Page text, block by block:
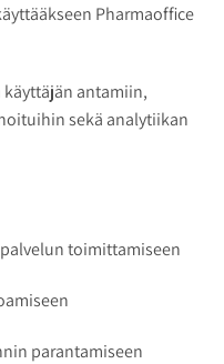
Pharmaoffice
käyttäjän antamiin,
sekä analytiikan
toimittamiseen
parantamiseen